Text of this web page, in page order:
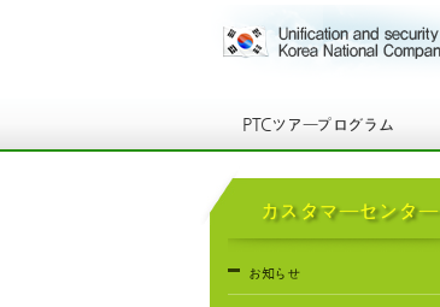
PTCツアープログラム
カスタマーセンター
お知らせ